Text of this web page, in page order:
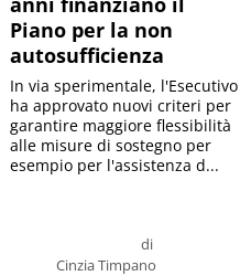
Piano per la non
autosufficienza
di
Cinzia Timpano
In via sperimentale, l'Esecutivo
ha approvato nuovi criteri per
garantire maggiore flessibilità
alle misure di sostegno per
esempio per l'assistenza d...